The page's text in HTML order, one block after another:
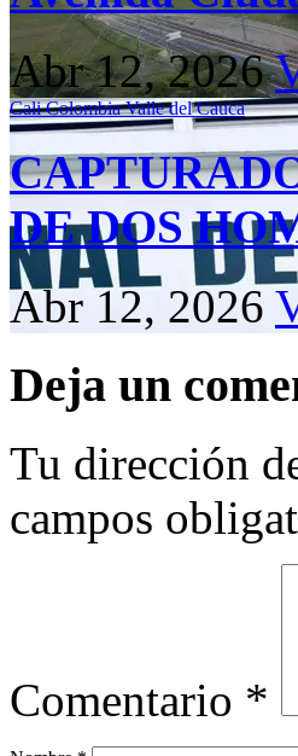
Abr 12, 2026
CaliColombiaValle del Cauca
DE DOS
Abr 12, 2026
Deja un
Tu dirección
campos
Comentario *